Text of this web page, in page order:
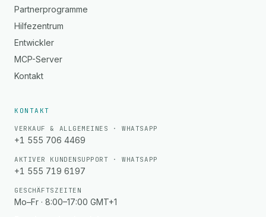
Partnerprogramme
Hilfezentrum
Entwickler
MCP-Server
Kontakt
KONTAKT
VERKAUF & ALLGEMEINES · WHATSAPP
+1 555 706 4469
AKTIVER KUNDENSUPPORT · WHATSAPP
+1 555 719 6197
GESCHÄFTSZEITEN
Mo–Fr · 8:00–17:00 GMT+1